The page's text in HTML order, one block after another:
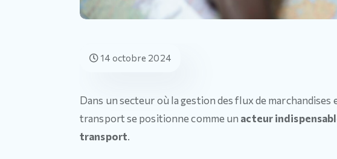
14 octobre 2024
Dans un secteur où la gestion des flux de marchandises
transport se positionne comme un acteur
transport.